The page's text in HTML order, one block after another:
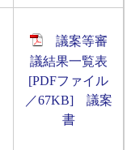
議案等審
議結果一覧表
[PDFファイル
／67KB]
議案
書